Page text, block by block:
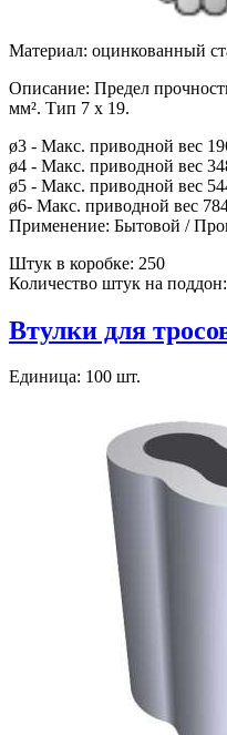
Материал: оцинкованный
Описание: Предел
мм². Тип 7 x 19.
ø3 - Макс. приводной вес
ø4 - Макс. приводной вес
ø5 - Макс. приводной вес
ø6- Макс. приводной вес
Применение: Бытовой /
Штук в коробке: 250
Количество штук на
Втулки для
Единица: 100 шт.